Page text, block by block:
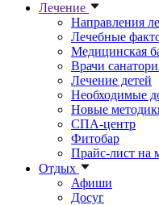
Лечение
Направления
Лечебные
Медицинская
Врачи
Лечение детей
Необходимые
Новые
СПА-центр
Фитобар
Прайс-лист на
Отдых
Афиши
Досуг